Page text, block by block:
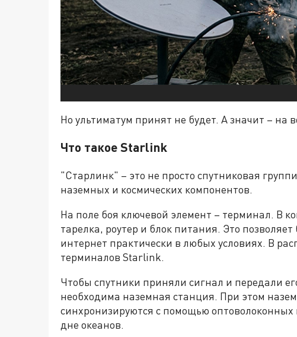
Но ультиматум принят не будет. А значит – на
Что такое Starlink
"Старлинк" – это не просто спутниковая
наземных и космических компонентов.
На поле боя ключевой элемент – терминал. В
тарелка, роутер и блок питания. Это
интернет практически в любых условиях. В
терминалов Starlink.
Чтобы спутники приняли сигнал и передали
необходима наземная станция. При этом
синхронизируются с помощью
дне океанов.